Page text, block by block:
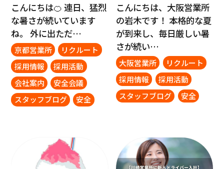
こんにちは🍊 連日、猛烈
な暑さが続いています
ね。 外に出ただ…
京都営業所
リクルート
採用情報
採用活動
会社案内
安全会議
スタッフブログ
安全
こんにちは、大阪営業所
の岩木です！ 本格的な夏
が到来し、毎日厳しい暑
さが続い…
大阪営業所
リクルート
採用情報
採用活動
スタッフブログ
安全